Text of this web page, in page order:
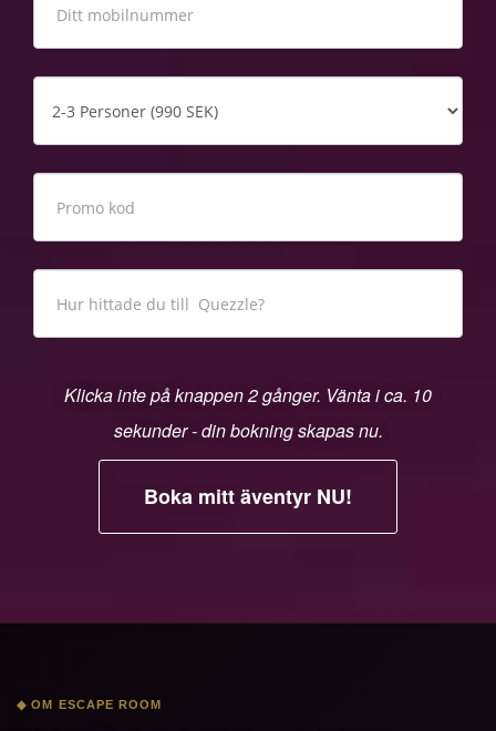
Klicka inte på knappen 2 gånger. Vänta i ca. 10
sekunder - din bokning skapas nu.
◆ OM ESCAPE ROOM